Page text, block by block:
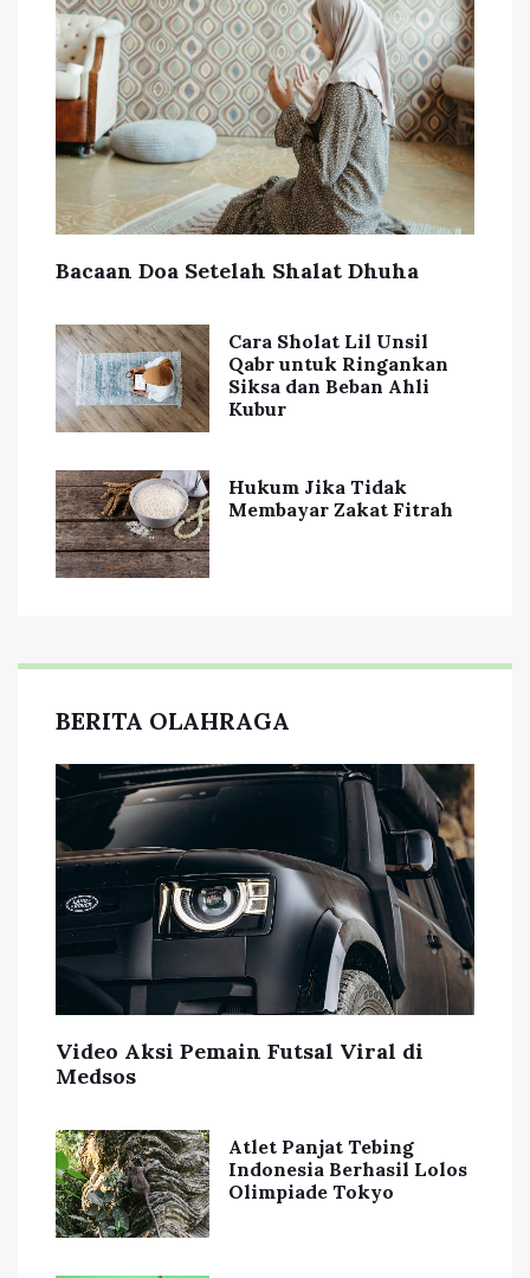
Bacaan Doa Setelah Shalat Dhuha
Cara Sholat Lil Unsil
Qabr untuk Ringankan
Siksa dan Beban Ahli
Kubur
Hukum Jika Tidak
Membayar Zakat Fitrah
BERITA OLAHRAGA
Video Aksi Pemain Futsal Viral di
Medsos
Atlet Panjat Tebing
Indonesia Berhasil Lolos
Olimpiade Tokyo